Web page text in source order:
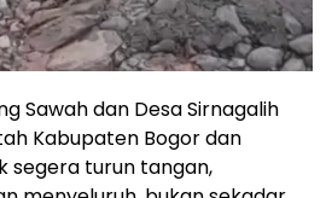
Sawah dan Desa Sirnagalih
Kabupaten Bogor dan
segera turun tangan,